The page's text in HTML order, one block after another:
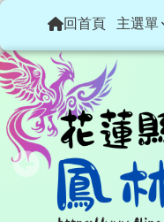
跳至主內容區
花蓮縣鳳
導覽列回首頁 主選單